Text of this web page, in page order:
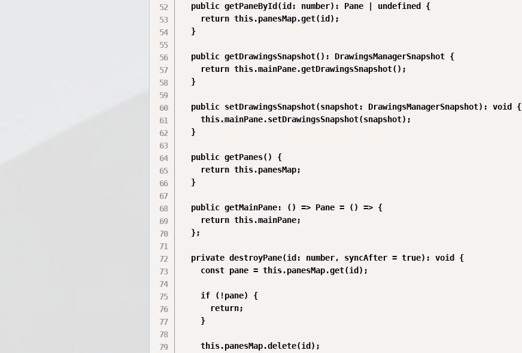
  public getPaneById(id: number): Pane | undefined {
    return this.panesMap.get(id);
  }
  public getDrawingsSnapshot(): DrawingsManagerSnapshot {
    return this.mainPane.getDrawingsSnapshot();
  }
  public setDrawingsSnapshot(snapshot: DrawingsManagerSnapshot): void {
    this.mainPane.setDrawingsSnapshot(snapshot);
  }
  public getPanes() {
    return this.panesMap;
  }
  public getMainPane: () => Pane = () => {
    return this.mainPane;
  };
  private destroyPane(id: number, syncAfter = true): void {
    const pane = this.panesMap.get(id);
    if (!pane) {
      return;
    }
    this.panesMap.delete(id);